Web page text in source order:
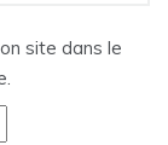
site dans le